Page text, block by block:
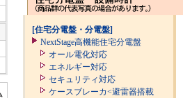
[住宅分電盤・分電盤]
NextStage高機能住宅分電盤
オール電化対応
エネルギー対応
セキュリティ対応
ケースブレーカ<避雷器搭載